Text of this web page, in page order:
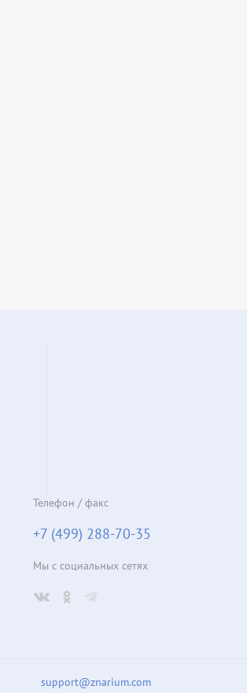
Телефон / факс
+7 (499) 288-70-35
Мы с социальных сетях
support@znarium.com